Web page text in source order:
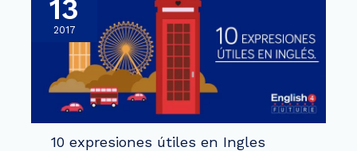
13
2017
10 expresiones útiles en Ingles